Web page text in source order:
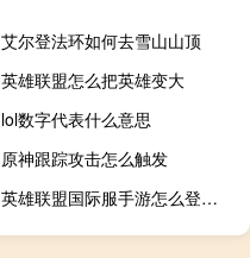
艾尔登法环如何去雪山山顶
英雄联盟怎么把英雄变大
lol数字代表什么意思
原神跟踪攻击怎么触发
英雄联盟国际服手游怎么登录进去